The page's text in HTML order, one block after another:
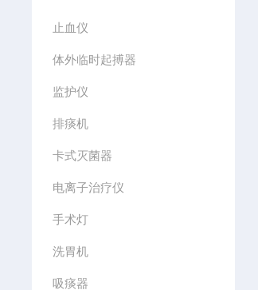
止血仪
体外临时起搏器
监护仪
排痰机
卡式灭菌器
电离子治疗仪
手术灯
洗胃机
吸痰器